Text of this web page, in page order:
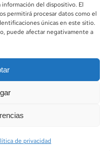
información del dispositivo. El
permitirá procesar datos como el
únicas en este sitio.
puede afectar negativamente a
de privacidad
VELERO
WEB:
Y ANULACIÓN